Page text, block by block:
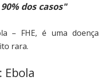
dos casos"
– FHE, é uma doença
rara.
Ebola